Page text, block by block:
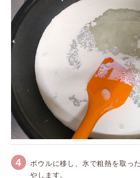
4
ボウルに移し、氷で粗熱を取っ
やします。